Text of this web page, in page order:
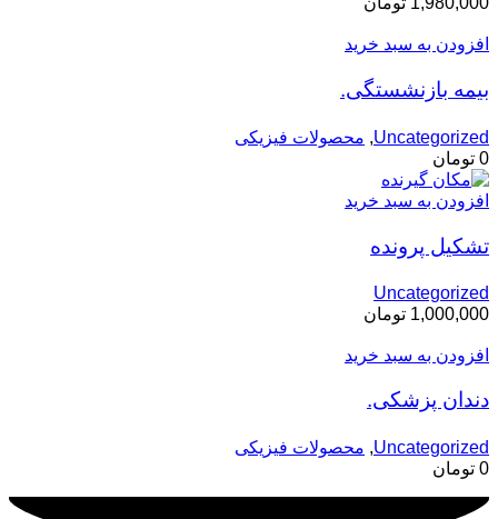
افزودن به سبد خرید
بیمه بازنشستگی.
Uncategorized
, محصولات فیزیکی
0 تومان
افزودن به سبد خرید
تشکیل پرونده
Uncategorized
1,000,000 تومان
افزودن به سبد خرید
دندان پزشکی.
Uncategorized
, محصولات فیزیکی
0 تومان